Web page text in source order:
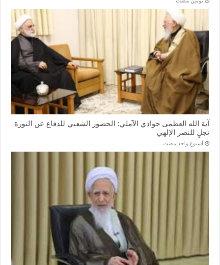
آية الله العظمى جوادي الآملي: الحضور الشعبي للدفاع عن الثورة
تجلٍ للنصر الإلهي
‏أسبوع واحد مضت